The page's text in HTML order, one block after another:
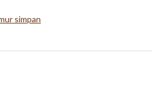
simpan